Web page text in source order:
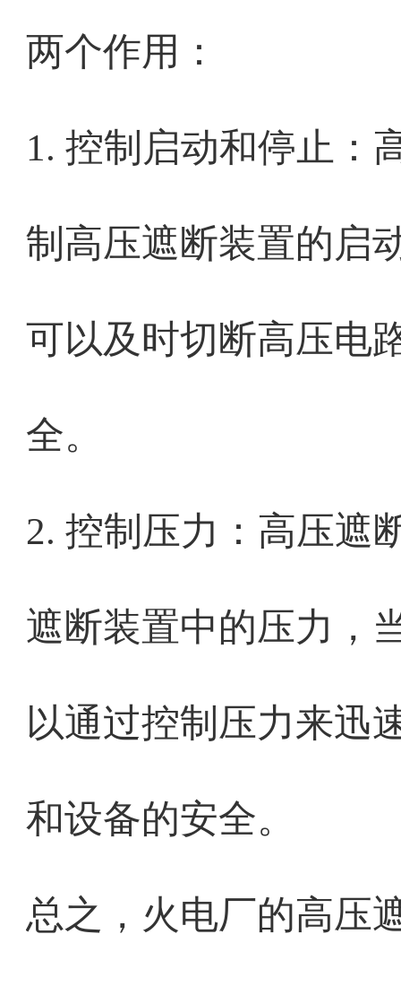
两个作用：
1. 控制启动和停止：
制高压遮断装置的启
可以及时切断高压电
全。
2. 控制压力：高压遮
遮断装置中的压力，
以通过控制压力来迅
和设备的安全。
总之，火电厂的高压